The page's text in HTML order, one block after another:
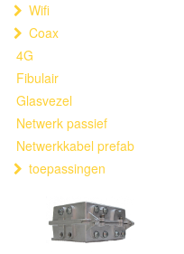
Wifi
Coax
4G
Fibulair
Glasvezel
Netwerk passief
Netwerkkabel prefab
toepassingen